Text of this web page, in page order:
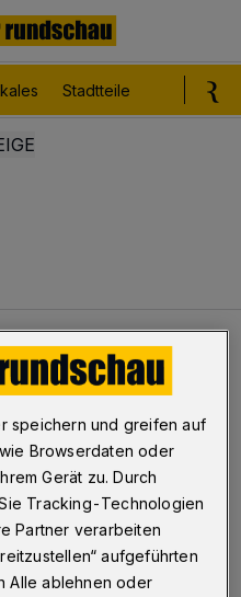
Stadtteile
Trio bei der BKG
bei der BKG
(29. Mai 2022) im
11 Uhr die Ausstellung
speichern und greifen auf
Browserdaten oder
Gerät zu. Durch
Tracking-Technologien
Partner verarbeiten
aufgeführten
Alle ablehnen oder